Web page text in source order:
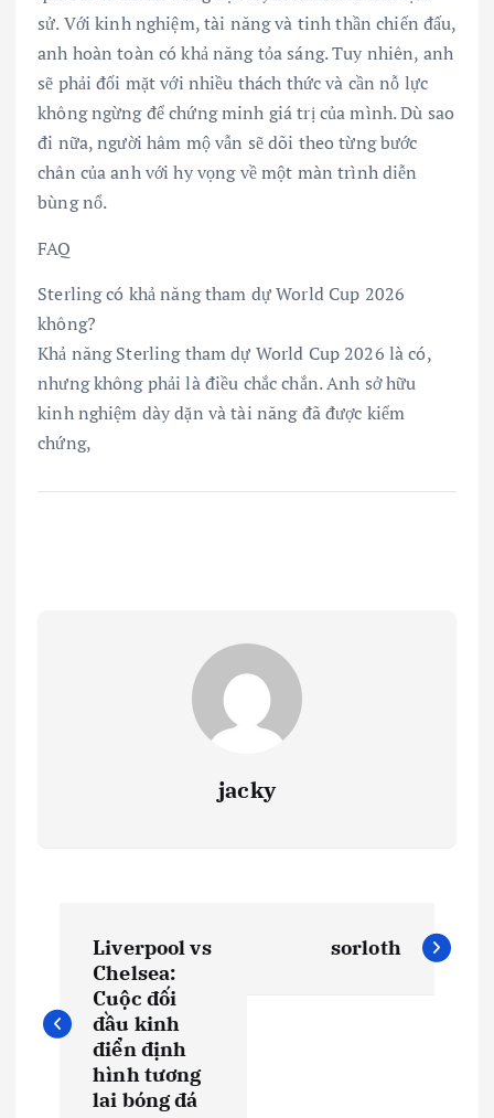
sử. Với kinh nghiệm, tài năng và tinh thần chiến đấu,
anh hoàn toàn có khả năng tỏa sáng. Tuy nhiên, anh
sẽ phải đối mặt với nhiều thách thức và cần nỗ lực
không ngừng để chứng minh giá trị của mình. Dù sao
đi nữa, người hâm mộ vẫn sẽ dõi theo từng bước
chân của anh với hy vọng về một màn trình diễn
bùng nổ.
FAQ
Sterling có khả năng tham dự World Cup 2026
không?
Khả năng Sterling tham dự World Cup 2026 là có,
nhưng không phải là điều chắc chắn. Anh sở hữu
kinh nghiệm dày dặn và tài năng đã được kiểm
chứng,
jacky
ề
Liverpool vs
Chelsea:
Cuộc đối
đầu kinh
điển định
hình tương
lai bóng đá
sorloth